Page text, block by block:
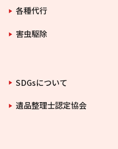
各種代行
害虫駆除
SDGsについて
遺品整理士認定協会